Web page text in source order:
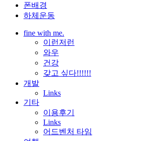
폰배경
하체운동
fine with me.
이런저런
와우
건강
갖고 싶다!!!!!!
개발
Links
기타
이용후기
Links
어드벤처 타임